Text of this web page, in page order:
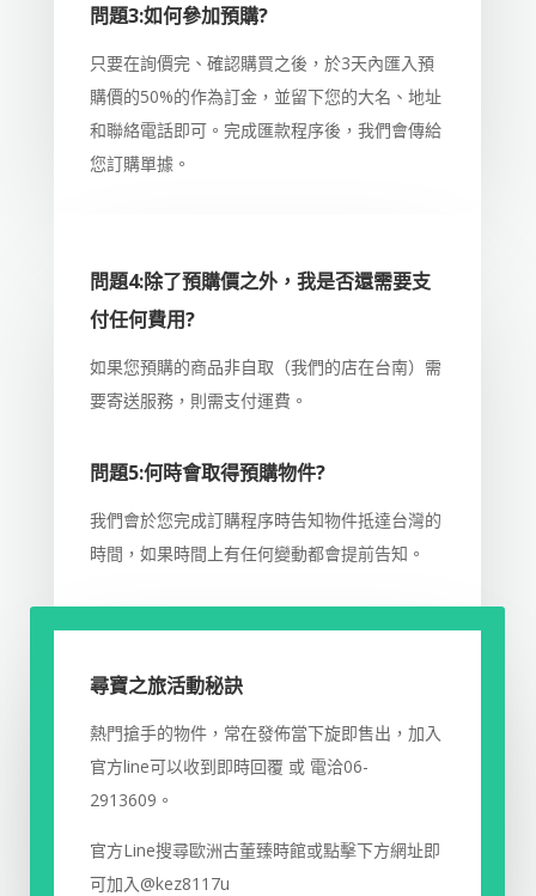
問題3:如何參加預購?
只要在詢價完、確認購買之後，於3天內匯入預
購價的50%的作為訂金，並留下您的大名、地址
和聯絡電話即可。完成匯款程序後，我們會傳給
您訂購單據。
問題4:除了預購價之外，我是否還需要支
付任何費用?
如果您預購的商品非自取（我們的店在台南）需
要寄送服務，則需支付運費。
問題5:何時會取得預購物件?
我們會於您完成訂購程序時告知物件抵達台灣的
時間，如果時間上有任何變動都會提前告知。
尋寶之旅活動秘訣
熱門搶手的物件，常在發佈當下旋即售出，加入
官方line可以收到即時回覆 或 電洽06-
2913609。
官方Line搜尋歐洲古董臻時館或點擊下方網址即
可加入@kez8117u